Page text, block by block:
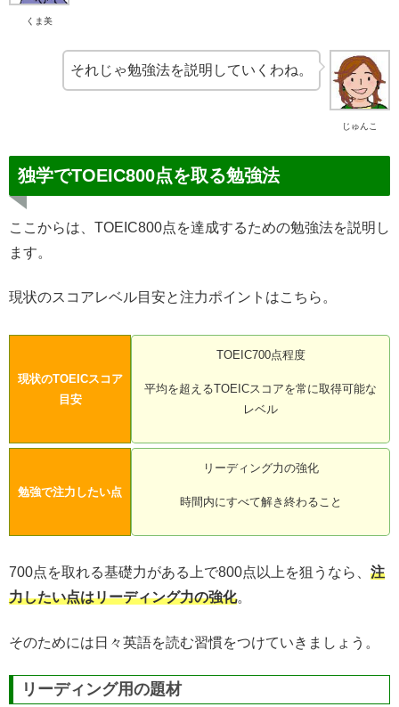
くま美
じゅんこ
それじゃ勉強法を説明していくわね。
独学でTOEIC800点を取る勉強法
ここからは、TOEIC800点を達成するための勉強法を説明し
ます。
現状のスコアレベル目安と注力ポイントはこちら。
現状のTOEICスコア
目安
TOEIC700点程度
平均を超えるTOEICスコアを常に取得可能な
レベル
勉強で注力したい点
リーディング力の強化
時間内にすべて解き終わること
700点を取れる基礎力がある上で800点以上を狙うなら、 注
力したい点はリーディング力の強化。
そのためには日々英語を読む習慣をつけていきましょう。
リーディング用の題材